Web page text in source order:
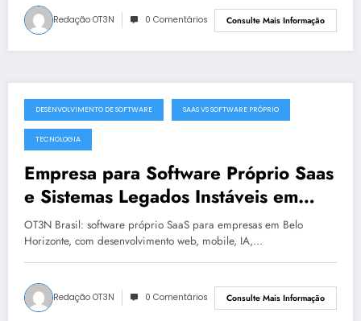
Redação OT3N 0 Comentários Consulte Mais Informação
julho 19, 2025
DESENVOLVIMENTO DE SOFTWARE SAAS VS SOFTWARE PRÓPRIO
TECNOLOGIA
Empresa para Software Próprio Saas
e Sistemas Legados Instáveis em
Belo Horizonte | OT3N Brasil – Guia
3449
OT3N Brasil: software próprio SaaS para empresas em Belo
Horizonte, com desenvolvimento web, mobile, IA,…
Redação OT3N 0 Comentários Consulte Mais Informação